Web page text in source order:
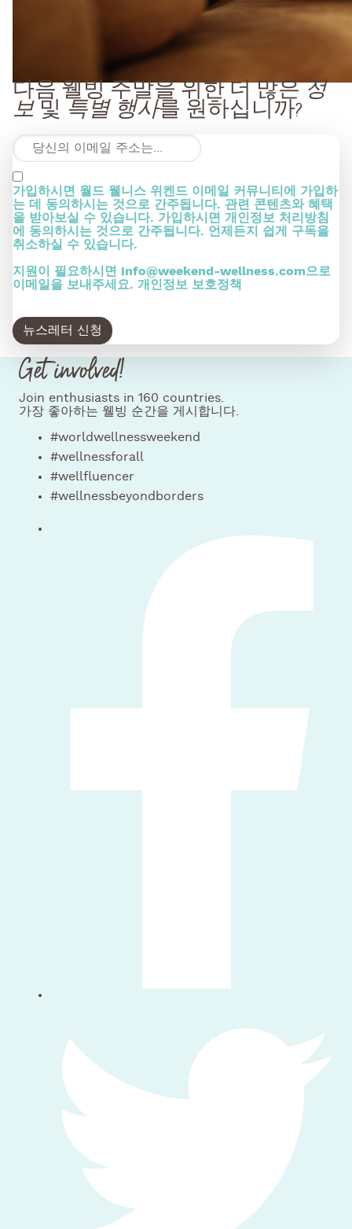
다음 웰빙 주말을 위한 더 많은 정
보 및 특별 행사를 원하십니까?
가입하시면 월드 웰니스 위켄드 이메일 커뮤니티에 가입하
는 데 동의하시는 것으로 간주됩니다. 관련 콘텐츠와 혜택
을 받아보실 수 있습니다. 가입하시면 개인정보 처리방침
에 동의하시는 것으로 간주됩니다. 언제든지 쉽게 구독을
취소하실 수 있습니다.
지원이 필요하시면 info@weekend-wellness.com으로
이메일을 보내주세요. 개인정보 보호정책
뉴스레터 신청
Get involved!
Join enthusiasts in 160 countries.
가장 좋아하는 웰빙 순간을 게시합니다.
#worldwellnessweekend
#wellnessforall
#wellfluencer
#wellnessbeyondborders